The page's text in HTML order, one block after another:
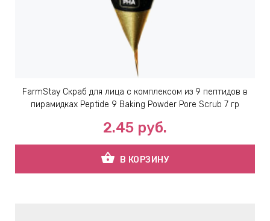
FarmStay Скраб для лица с комплексом из 9 пептидов в
пирамидках Peptide 9 Baking Powder Pore Scrub 7 гр
2.45 руб.
shopping_basket В КОРЗИНУ